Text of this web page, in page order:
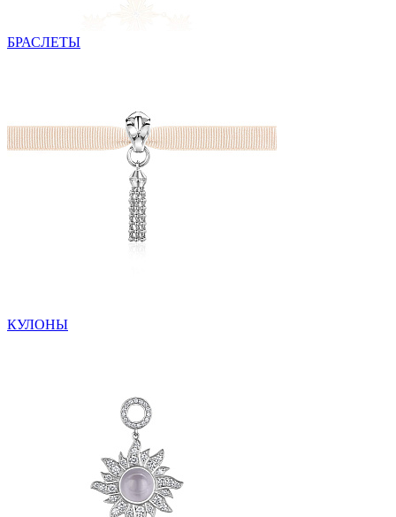
БРАСЛЕТЫ
КУЛОНЫ